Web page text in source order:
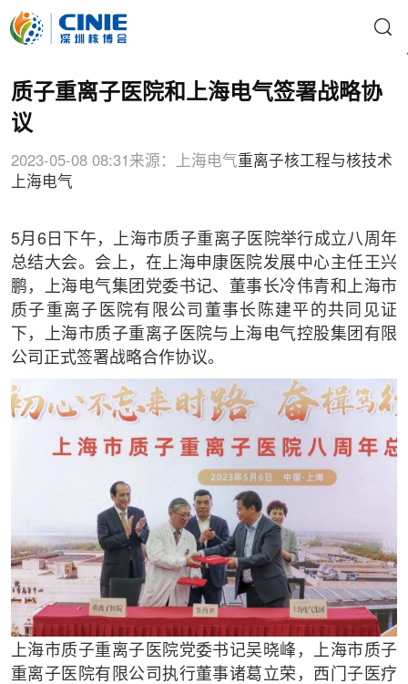
质子重离子医院和上海电气签署战略协
议
2023-05-08 08:31 来源：上海电气重离子核工程与核技术
上海电气
5月6日下午，上海市质子重离子医院举行成立八周年
总结大会。会上，在上海申康医院发展中心主任王兴
鹏，上海电气集团党委书记、董事长冷伟青和上海市
质子重离子医院有限公司董事长陈建平的共同见证
下，上海市质子重离子医院与上海电气控股集团有限
公司正式签署战略合作协议。
上海市质子重离子医院党委书记吴晓峰，上海市质子
重离子医院有限公司执行董事诸葛立荣，西门子医疗